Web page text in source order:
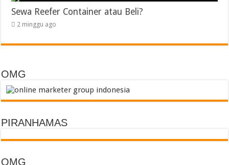
Sewa Reefer Container atau Beli?
2 minggu ago
OMG
PIRANHAMAS
OMG